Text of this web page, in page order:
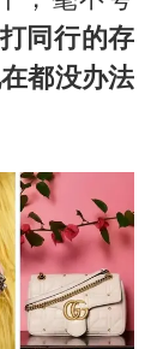
同行的存
都没办法